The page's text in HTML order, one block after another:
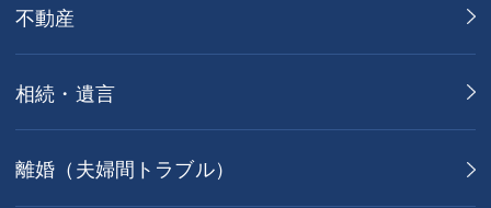
不動産
相続・遺言
離婚（夫婦間トラブル）